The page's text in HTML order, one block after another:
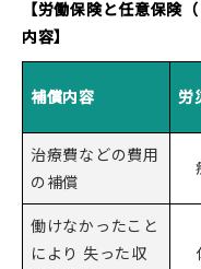
【労働保険と任意保険
内容】
補償内容 労
治療費などの費用
の補償
働けなかったこと
により 失った収